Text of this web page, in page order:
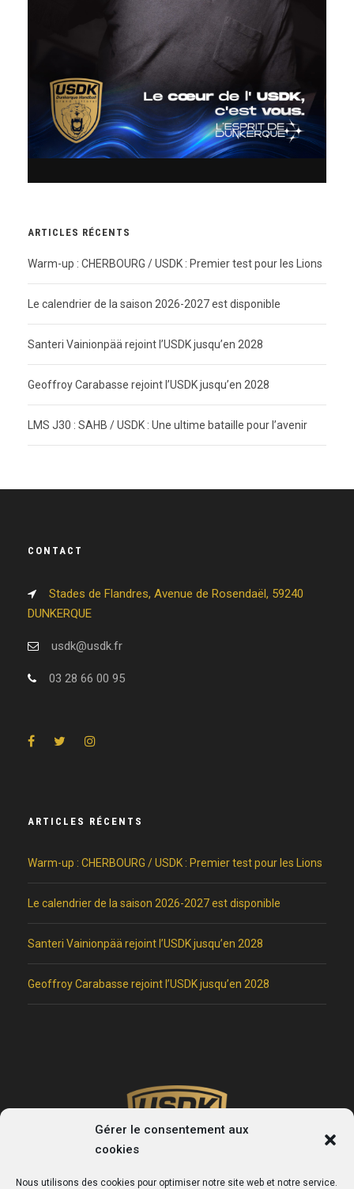
Gérer le consentement aux
cookies
Nous utilisons des cookies pour optimiser notre site web et notre service.
ARTICLES RÉCENTS
Warm-up : CHERBOURG / USDK : Premier test pour les Lions
Le calendrier de la saison 2026-2027 est disponible
Santeri Vainionpää rejoint l’USDK jusqu’en 2028
Geoffroy Carabasse rejoint l’USDK jusqu’en 2028
LMS J30 : SAHB / USDK : Une ultime bataille pour l’avenir
CONTACT
Stades de Flandres, Avenue de Rosendaël, 59240
DUNKERQUE
usdk@usdk.fr
03 28 66 00 95
ARTICLES RÉCENTS
Warm-up : CHERBOURG / USDK : Premier test pour les Lions
Le calendrier de la saison 2026-2027 est disponible
Santeri Vainionpää rejoint l’USDK jusqu’en 2028
Geoffroy Carabasse rejoint l’USDK jusqu’en 2028